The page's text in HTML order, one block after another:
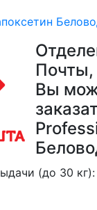
Почты,
Вы
(до 30